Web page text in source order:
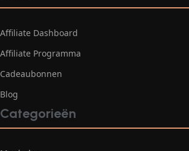
Affiliate Dashboard
Affiliate Programma
Cadeaubonnen
Blog
Categorieën